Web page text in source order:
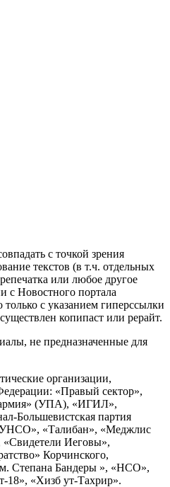
с точкой зрения
текстов (в т.ч. отдельных
или любое другое
с Новостного портала
с указанием гиперссылки
копипаст или рерайт.
не предназначенные для
организации,
«Правый сектор»,
армия» (УПА), «ИГИЛ»,
Большевистская партия
«Талибан», «Меджлис
«Свидетели Иеговы»,
Корчинского,
Степана Бандеры », «НСО»,
18», «Хизб ут-Тахрир».